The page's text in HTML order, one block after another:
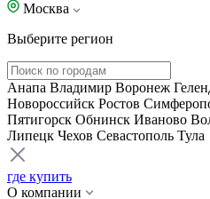
Москва
Выберите регион
Анапа Владимир Воронеж
Новороссийск Ростов
Пятигорск Обнинск Иваново
Липецк Чехов Севастополь Тула
где купить
О компании